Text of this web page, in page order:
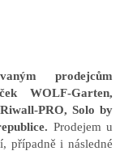
prodejcům
WOLF-Garten,
PRO, Solo by
Prodejem u
případně i následné